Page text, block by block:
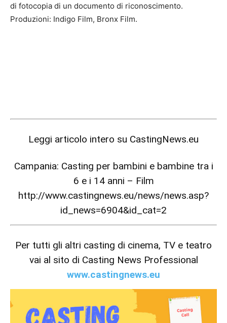
di fotocopia di un documento di riconoscimento.
Produzioni: Indigo Film, Bronx Film.
Leggi articolo intero su CastingNews.eu
Campania: Casting per bambini e bambine tra i
6 e i 14 anni – Film
http://www.castingnews.eu/news/news.asp?
id_news=6904&id_cat=2
Per tutti gli altri casting di cinema, TV e teatro
vai al sito di Casting News Professional
www.castingnews.eu